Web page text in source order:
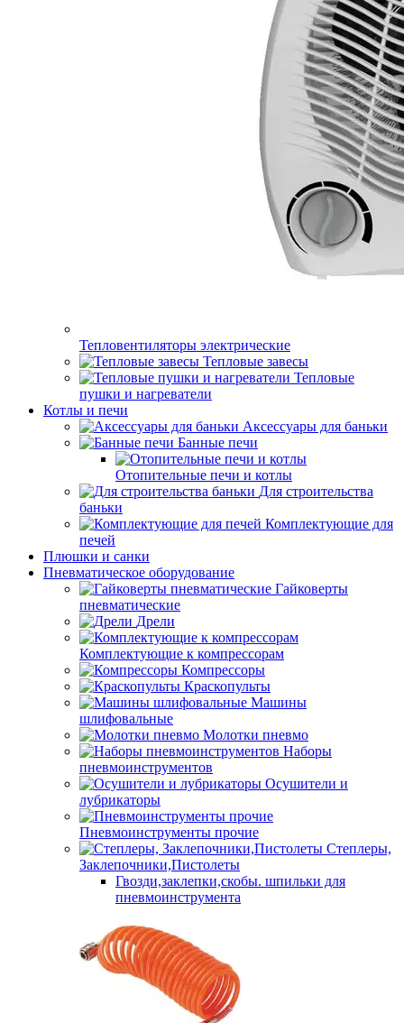
Тепловентиляторы электрические
Тепловые завесы
Тепловые
пушки и нагреватели
Котлы и печи
Аксессуары для баньки
Банные печи
Отопительные печи и котлы
Для строительства
баньки
Комплектующие для
печей
Плюшки и санки
Пневматическое оборудование
Гайковерты
пневматические
Дрели
Комплектующие к компрессорам
Компрессоры
Краскопульты
Машины
шлифовальные
Молотки пневмо
Наборы
пневмоинструментов
Осушители и
лубрикаторы
Пневмоинструменты прочие
Степлеры,
Заклепочники,Пистолеты
Гвозди,заклепки,скобы. шпильки для
пневмоинструмента